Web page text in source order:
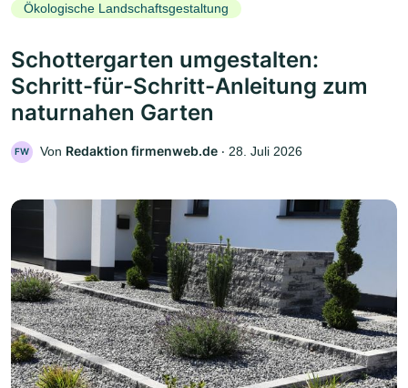
Ökologische Landschaftsgestaltung
Schottergarten umgestalten:
Schritt-für-Schritt-Anleitung zum
naturnahen Garten
FW Von Redaktion firmenweb.de ‧ 28. Juli 2026